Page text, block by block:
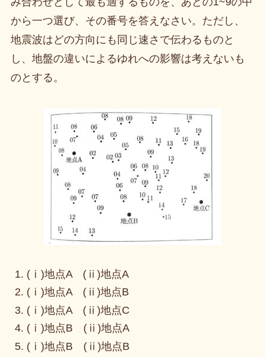
から一つ選び、その番号を答えなさい。ただし、
地震波はどの方向にも同じ速さで伝わるものと
し、地盤の違いによるゆれへの影響は考えないも
のとする。
(ⅰ)地点A (ⅱ)地点A
(ⅰ)地点A (ⅱ)地点B
(ⅰ)地点A (ⅱ)地点C
(ⅰ)地点B (ⅱ)地点A
(ⅰ)地点B (ⅱ)地点B